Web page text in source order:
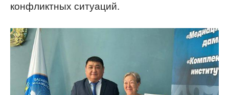
конфликтных ситуаций.